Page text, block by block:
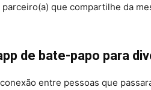
que compartilhe da
de bate-papo para
entre pessoas que